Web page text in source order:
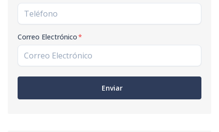
Correo Electrónico*
Enviar